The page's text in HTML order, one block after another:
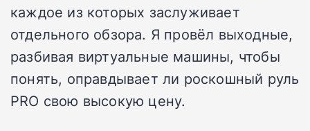
каждое из которых заслуживает
отдельного обзора. Я провёл выходные,
разбивая виртуальные машины, чтобы
понять, оправдывает ли роскошный руль
PRO свою высокую цену.